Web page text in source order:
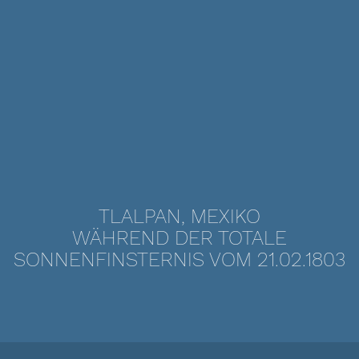
TLALPAN, MEXIKO
WÄHREND DER TOTALE
SONNENFINSTERNIS VOM 21.02.1803